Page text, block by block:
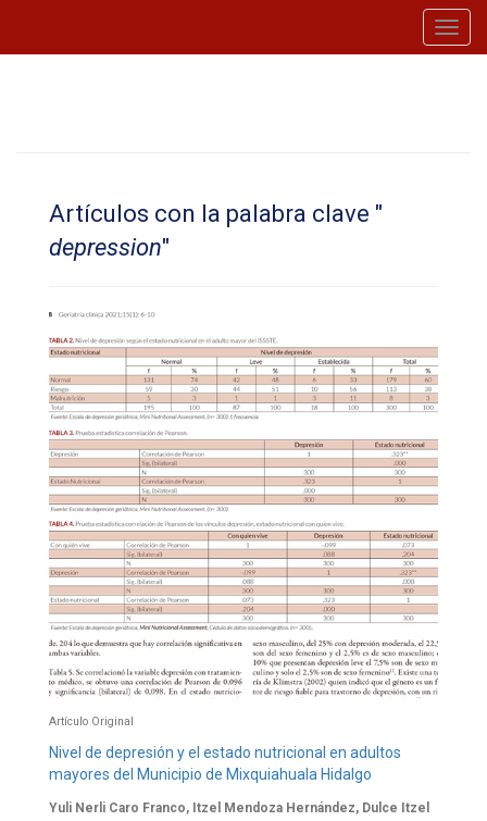
Artículos con la palabra clave "
depression"
Artículo Original
Nivel de depresión y el estado nutricional en adultos
mayores del Municipio de Mixquiahuala Hidalgo
Yuli Nerli Caro Franco, Itzel Mendoza Hernández, Dulce Itzel